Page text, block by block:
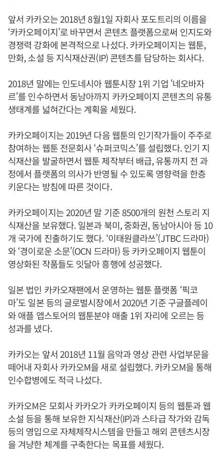
앞서 카카오는 2018년 8월1일 자회사 포도트리의 이름을
‘카카오페이지’로 바꾸면서 콘텐츠 플랫폼으로써 인지도와
경쟁력 강화에 본격적으로 나섰다. 카카오페이지는 웹툰,
만화, 소설 등 지식재산권(IP) 콘텐츠를 담당하는 회사다.
2018년 말에는 인도네시아 웹툰시장 1위 기업 '네오바자
르'를 인수하면서 동남아까지 카카오페이지 콘텐츠의 유통
생태계를 넓혀간다는 계획을 세웠다.
카카오페이지는 2019년 다음 웹툰의 인기작가들이 주주로
참여하는 웹툰 전문회사 ‘슈퍼코믹스’를 설립했다. 인기 지
식재산을 발굴하면서 웹툰 제작부터 배급, 유통까지 전 과
정에서 플랫폼의 의사가 반영될 수 있도록 영향력을 한층
키운다는 방침에 따른 것이다.
카카오페이지는 2020년 말 기준 8500개의 원천 스토리 지
식재산을 보유했다. 일본과 북미, 중화권, 동남아시아 등 10
개 국가에 진출하기도 했다. ‘이태원클라쓰’(JTBC 드라마)
와 ‘경이로운 소문’(OCN 드라마) 등 카카오페이지 웹툰이
영상화된 작품들도 잇달아 흥행에 성공했다.
일본 법인 카카오재팬에서 운영하는 웹툰 플랫폼 ‘픽코
마’도 일본 등의 글로벌시장에서 2020년 기준 구글플레이
와 애플 앱스토어의 웹툰분야 매출 1위 자리에 오르는 등
성과를 냈다.
카카오는 앞서 2018년 11월 음악과 영상 관련 사업부문을
떼어내 자회사 카카오M을 새로 설립했다. 카카오M을 통해
인수합병에도 적극 나섰다.
카카오M은 모회사 카카오가 카카오페이지 등의 웹툰과 웹
소설 등을 통해 보유한 지식재산(IP)과 스타급 작가와 감독
등의 영입으로 자체제작시스템을 만들고 해외 콘텐츠시장
을 겨냥한 체계를 구축한다는 목표를 세웠다.